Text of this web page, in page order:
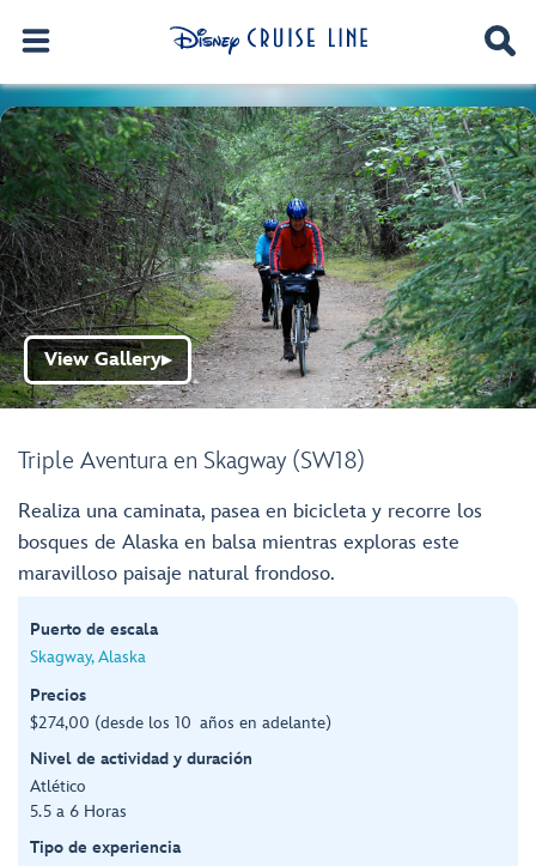
Triple Aventura en Skagway (SW18)
View Gallery▶
Realiza una caminata, pasea en bicicleta y recorre los
bosques de Alaska en balsa mientras exploras este
maravilloso paisaje natural frondoso.
Puerto de escala
Skagway, Alaska
Precios
$274,00 (desde los 10 años en adelante)
Nivel de actividad y duración
Atlético
5.5 a 6 Horas
Tipo de experiencia